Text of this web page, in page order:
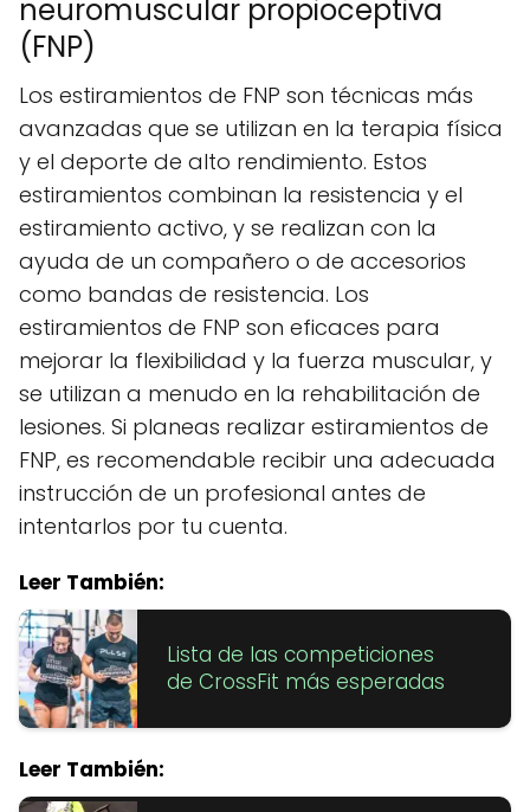
neuromuscular propioceptiva
(FNP)
Los estiramientos de FNP son técnicas más
avanzadas que se utilizan en la terapia física
y el deporte de alto rendimiento. Estos
estiramientos combinan la resistencia y el
estiramiento activo, y se realizan con la
ayuda de un compañero o de accesorios
como bandas de resistencia. Los
estiramientos de FNP son eficaces para
mejorar la flexibilidad y la fuerza muscular, y
se utilizan a menudo en la rehabilitación de
lesiones. Si planeas realizar estiramientos de
FNP, es recomendable recibir una adecuada
instrucción de un profesional antes de
intentarlos por tu cuenta.
Leer También:
Lista de las competiciones
de CrossFit más esperadas
Leer También: